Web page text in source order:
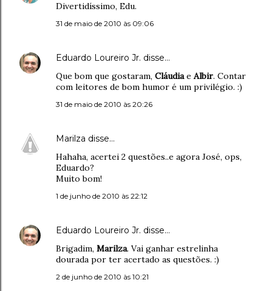
Divertidíssimo, Edu.
31 de maio de 2010 às 09:06
Eduardo Loureiro Jr. disse…
Que bom que gostaram, Cláudiae Albir. Contar
com leitores de bom humor é um privilégio. :)
31 de maio de 2010 às 20:26
Marilza disse…
Hahaha, acertei 2 questões..e agora José, ops,
Eduardo?
Muito bom!
1 de junho de 2010 às 22:12
Eduardo Loureiro Jr. disse…
Brigadim, Marilza. Vai ganhar estrelinha
dourada por ter acertado as questões. :)
2 de junho de 2010 às 10:21